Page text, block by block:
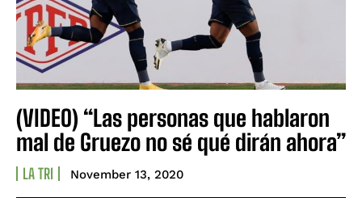
(VIDEO) “Las personas que hablaron
mal de Gruezo no sé qué dirán ahora”
LA TRI November 13, 2020